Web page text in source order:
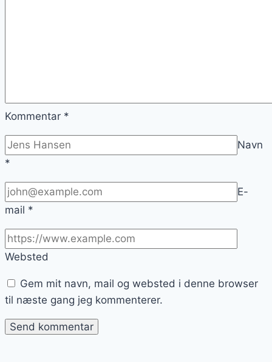
Kommentar *
Navn
*
E-
mail *
Websted
Gem mit navn, mail og websted i denne browser
til næste gang jeg kommenterer.